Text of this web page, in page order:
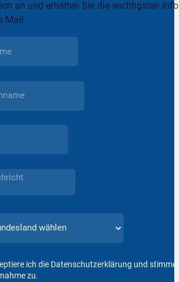
an und erhalten Sie die wichtigsten
Mail
ich die Datenschutzerklärung und
zu.